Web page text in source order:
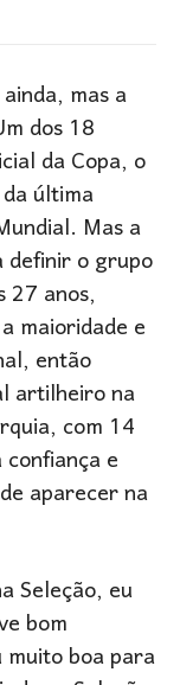
mas a
dos 18
da Copa, o
última
Mas a
o grupo
27 anos,
maioridade e
então
artilheiro na
com 14
e
aparecer na
Seleção, eu
bom
boa para